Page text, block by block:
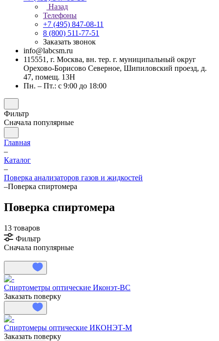
Назад
Телефоны
+7 (495) 847-08-11
8 (800) 511-77-51
Заказать звонок
info@labcsm.ru
115551, г. Москва, вн. тер. г. муниципальный округ
Орехово-Борисово Северное, Шипиловский проезд, д.
47, помещ. 13Н
Пн. – Пт.: с 9:00 до 18:00
Фильтр
Сначала популярные
Главная
–
Каталог
–
Поверка анализаторов газов и жидкостей
–Поверка спиртомера
Поверка спиртомера
13 товаров
Фильтр
Сначала популярные
Спиртометры оптические Иконэт-ВС
Заказать поверку
Спиртомеры оптические ИКОНЭТ-М
Заказать поверку